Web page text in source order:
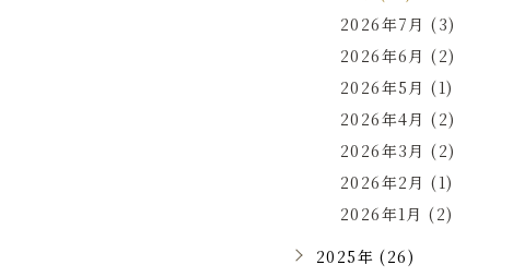
2026年7月 (3)
2026年6月 (2)
2026年5月 (1)
2026年4月 (2)
2026年3月 (2)
2026年2月 (1)
2026年1月 (2)
2025年 (26)